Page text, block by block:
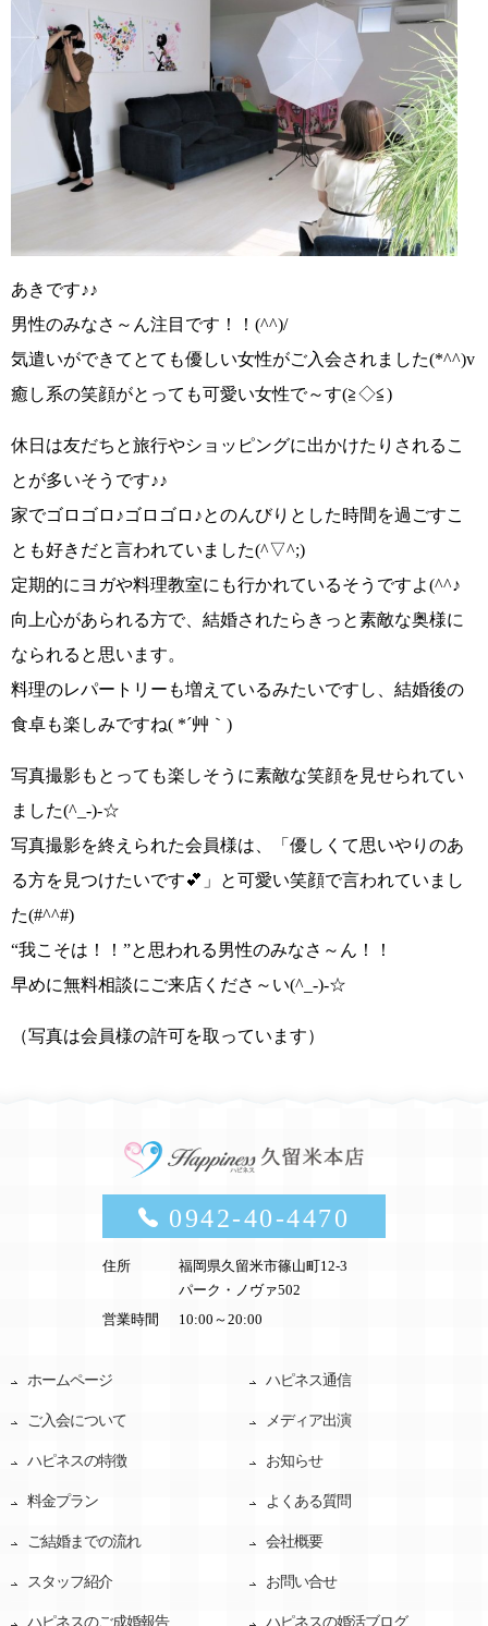
あきです♪♪
男性のみなさ～ん注目です！！(^^)/
気遣いができてとても優しい女性がご入会されました(*^^)v
癒し系の笑顔がとっても可愛い女性で～す(≧◇≦)
休日は友だちと旅行やショッピングに出かけたりされるこ
とが多いそうです♪♪
家でゴロゴロ♪ゴロゴロ♪とのんびりとした時間を過ごすこ
とも好きだと言われていました(^▽^;)
定期的にヨガや料理教室にも行かれているそうですよ(^^♪
向上心があられる方で、結婚されたらきっと素敵な奥様に
なられると思います。
料理のレパートリーも増えているみたいですし、結婚後の
食卓も楽しみですね( *´艸｀)
写真撮影もとっても楽しそうに素敵な笑顔を見せられてい
ました(^_-)-☆
写真撮影を終えられた会員様は、
「優しくて思いやりのあ
る方を見つけたいです💕」
と可愛い笑顔で言われていまし
た(#^^#)
“我こそは！！”と思われる男性のみなさ～ん！！
早めに無料相談にご来店くださ～い(^_-)-☆
（写真は会員様の許可を取っています）
0942-40-4470
住所
福岡県久留米市篠山町12-3
パーク・ノヴァ502
営業時間
10:00～20:00
ホームページ
ご入会について
ハピネスの特徴
料金プラン
ご結婚までの流れ
スタッフ紹介
ハピネスのご成婚報告
ハピネス通信
メディア出演
お知らせ
よくある質問
会社概要
お問い合せ
ハピネスの婚活ブログ